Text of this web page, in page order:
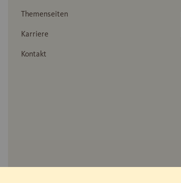
Themenseiten
Karriere
Kontakt